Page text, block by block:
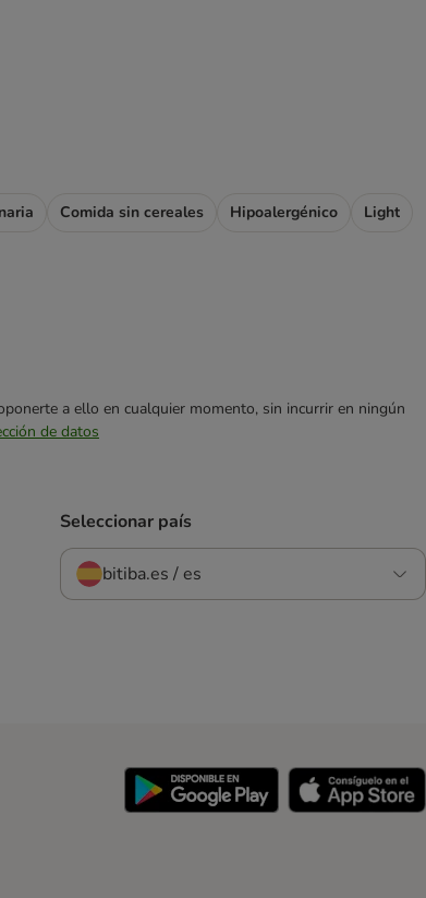
Comida sin cereales Hipoalergénico
Light
a ello en cualquier momento, sin incurrir en ningún
de datos
Seleccionar país
bitiba.es / es